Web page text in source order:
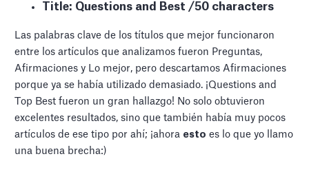
Title: Questions and Best /50 characters
Las palabras clave de los títulos que mejor funcionaron
entre los artículos que analizamos fueron Preguntas,
Afirmaciones y Lo mejor, pero descartamos Afirmaciones
porque ya se había utilizado demasiado. ¡Questions and
Top Best fueron un gran hallazgo! No solo obtuvieron
excelentes resultados, sino que también había muy pocos
artículos de ese tipo por ahí; ¡ahora esto es lo que yo llamo
una buena brecha:)